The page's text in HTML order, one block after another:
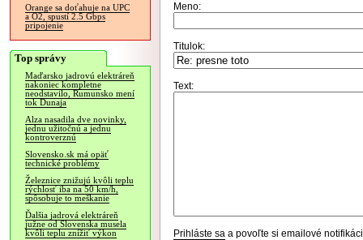
Orange sa doťahuje na UPC
a O2, spustí 2.5 Gbps
pripojenie
Top správy
Maďarsko jadrovú elektráreň
nakoniec kompletne
neodstavilo, Rumunsko mení
tok Dunaja
Alza nasadila dve novinky,
jednu užitočnú a jednu
kontroverznú
Slovensko.sk má opäť
technické problémy
Železnice znižujú kvôli teplu
rýchlosť iba na 50 km/h,
spôsobuje to meškanie
Ďalšia jadrová elektráreň
južne od Slovenska musela
kvôli teplu znížiť výkon
Meno:
Titulok:
Text:
Prihláste sa a povoľte si emailové